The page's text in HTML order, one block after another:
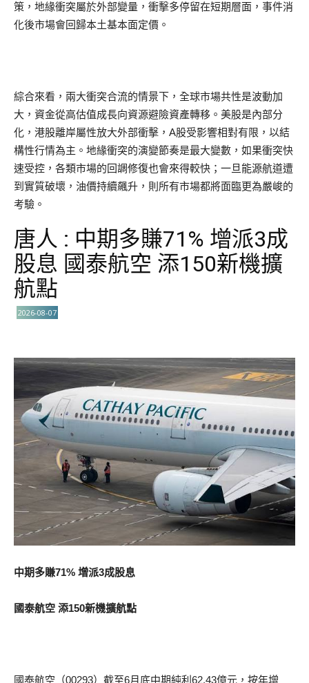
策，地緣衝突屬於外部變量，衝擊多停留在短期層面，事件消
化後市場會回歸本土基本面定價。
綜合來看，兩大衝突合流的情景下，全球市場共性是波動加
大，資金從高估值成長向資源避險資產轉移。美股是內部分
化，港股離岸屬性放大外部衝擊，A股受影響相對有限，以結
構性行情為主。地緣衝突的演變節奏是最大變數，如果衝突快
速受控，各類市場的回調修復也會來得較快；一旦能源航道遭
到實質破壞，油價持續飆升，則所有市場都將面臨更為嚴峻的
考驗。
唐人 : 中期多賺71% 增派3成
股息 國泰航空 添150新機擴
航點
2026-08-07
中期多賺71% 增派3成股息
國泰航空 添150新機擴航點
國泰航空（00293）截至6月底中期純利62.43億元，按年增